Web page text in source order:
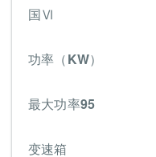
国Ⅵ
功率（KW）
最大功率95
变速箱